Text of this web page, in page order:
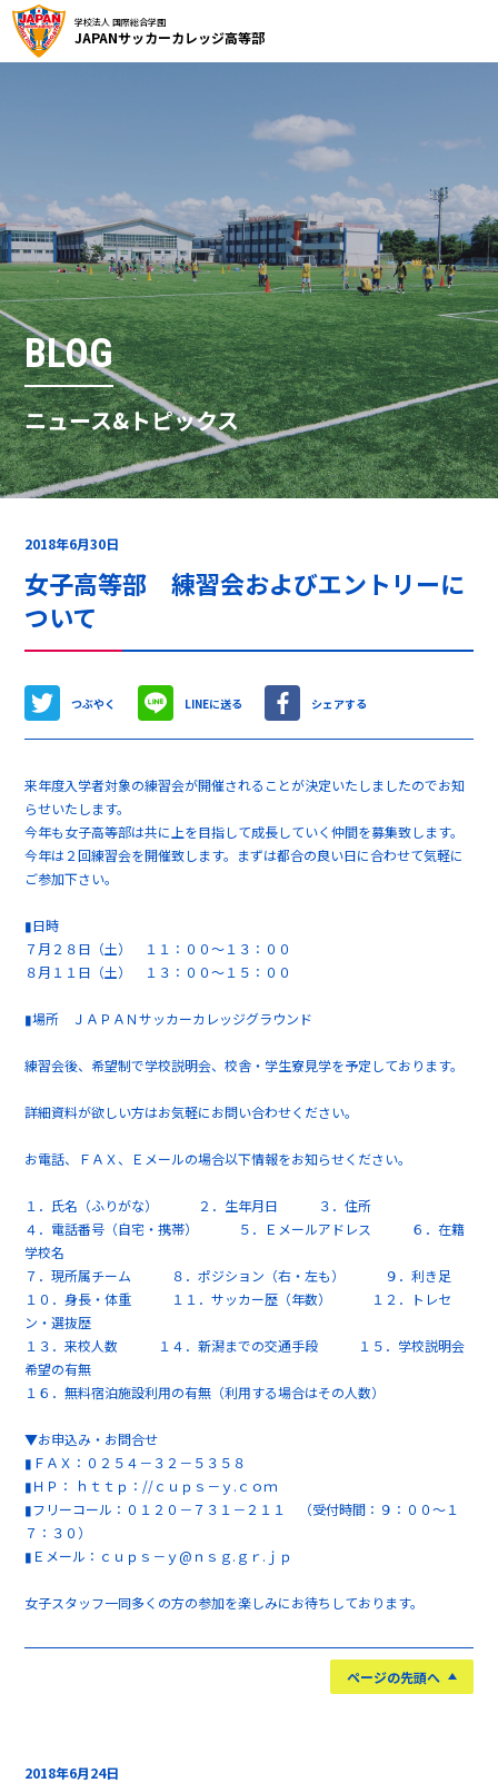
学校法人 国際総合学園
JAPANサッカーカレッジ高等部
BLOG
ニュース&トピックス
2018年6月30日
女子高等部 練習会およびエントリーに
ついて
つぶやく LINEに送る シェアする
来年度入学者対象の練習会が開催されることが決定いたしましたのでお知
らせいたします。
今年も女子高等部は共に上を目指して成長していく仲間を募集致します。
今年は２回練習会を開催致します。まずは都合の良い日に合わせて気軽に
ご参加下さい。
▮日時
７月２８日（土） １１：００～１３：００
８月１１日（土） １３：００～１５：００
▮場所 ＪＡＰＡＮサッカーカレッジグラウンド
練習会後、希望制で学校説明会、校舎・学生寮見学を予定しております。
詳細資料が欲しい方はお気軽にお問い合わせください。
お電話、ＦＡＸ、Ｅメールの場合以下情報をお知らせください。
１．氏名（ふりがな） ２．生年月日 ３．住所
４．電話番号（自宅・携帯） ５．Ｅメールアドレス ６．在籍
学校名
７．現所属チーム ８．ポジション（右・左も） ９．利き足
１０．身長・体重 １１．サッカー歴（年数） １２．トレセ
ン・選抜歴
１３．来校人数 １４．新潟までの交通手段 １５．学校説明会
希望の有無
１６．無料宿泊施設利用の有無（利用する場合はその人数）
▼お申込み・お問合せ
▮ＦＡＸ：０２５４－３２－５３５８
▮ＨＰ： ｈｔｔｐ：//ｃｕｐｓ－ｙ.ｃｏｍ
▮フリーコール：０１２０－７３１－２１１ （受付時間：９：００～１
７：３０）
▮Ｅメール：ｃｕｐｓ－ｙ@ｎｓｇ.ｇｒ.ｊｐ
女子スタッフ一同多くの方の参加を楽しみにお待ちしております。
ページの先頭へ
2018年6月24日